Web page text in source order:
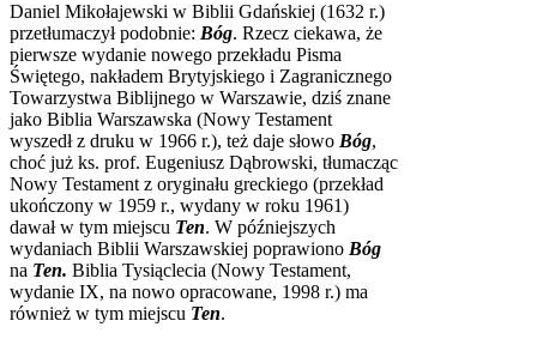
Daniel Mikołajewski w Biblii Gdańskiej (1632 r.)
przetłumaczył podobnie: Bóg. Rzecz ciekawa, że
pierwsze wydanie nowego przekładu Pisma
Świętego, nakładem Brytyjskiego i Zagranicznego
Towarzystwa Biblijnego w Warszawie, dziś znane
jako Biblia Warszawska (Nowy Testament
wyszedł z druku w 1966 r.), też daje słowo Bóg,
choć już ks. prof. Eugeniusz Dąbrowski, tłumacząc
Nowy Testament z oryginału greckiego (przekład
ukończony w 1959 r., wydany w roku 1961)
dawał w tym miejscu Ten. W późniejszych
wydaniach Biblii Warszawskiej poprawiono Bóg
na Ten. Biblia Tysiąclecia (Nowy Testament,
wydanie IX, na nowo opracowane, 1998 r.) ma
również w tym miejscu Ten.